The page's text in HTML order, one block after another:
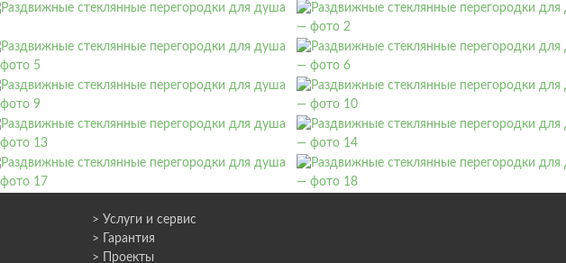
> Услуги и сервис
> Гарантия
> Проекты